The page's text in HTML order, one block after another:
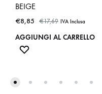
BEIGE
€8,85 €17,69 IVA Inclusa
AGGIUNGI AL CARRELLO